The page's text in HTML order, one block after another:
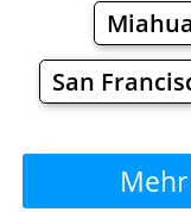
San